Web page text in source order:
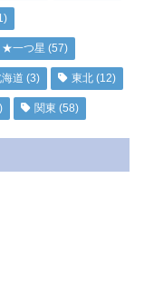
★一つ星 (57)
道 (3) 東北 (12)
関東 (58)